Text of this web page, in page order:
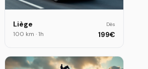
Liège
100 km ·1h
Dès
199€